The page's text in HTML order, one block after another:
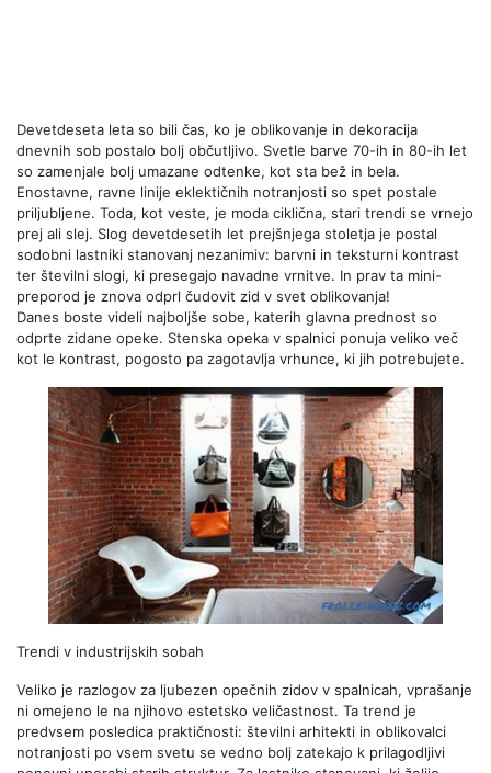
Devetdeseta leta so bili čas, ko je oblikovanje in dekoracija
dnevnih sob postalo bolj občutljivo. Svetle barve 70-ih in 80-ih let
so zamenjale bolj umazane odtenke, kot sta bež in bela.
Enostavne, ravne linije eklektičnih notranjosti so spet postale
priljubljene. Toda, kot veste, je moda ciklična, stari trendi se vrnejo
prej ali slej. Slog devetdesetih let prejšnjega stoletja je postal
sodobni lastniki stanovanj nezanimiv: barvni in teksturni kontrast
ter številni slogi, ki presegajo navadne vrnitve. In prav ta mini-
preporod je znova odprl čudovit zid v svet oblikovanja!
Danes boste videli najboljše sobe, katerih glavna prednost so
odprte zidane opeke. Stenska opeka v spalnici ponuja veliko več
kot le kontrast, pogosto pa zagotavlja vrhunce, ki jih potrebujete.
Trendi v industrijskih sobah
Veliko je razlogov za ljubezen opečnih zidov v spalnicah, vprašanje
ni omejeno le na njihovo estetsko veličastnost. Ta trend je
predvsem posledica praktičnosti: številni arhitekti in oblikovalci
notranjosti po vsem svetu se vedno bolj zatekajo k prilagodljivi